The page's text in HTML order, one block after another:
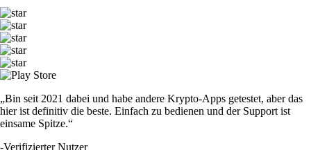
„Bin seit 2021 dabei und habe andere Krypto-Apps getestet, aber das
hier ist definitiv die beste. Einfach zu bedienen und der Support ist
einsame Spitze.“
-Verifizierter Nutzer